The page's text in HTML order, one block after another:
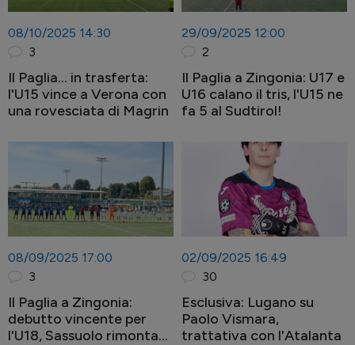
08/10/2025 14:30
3
Il Paglia... in trasferta:
l'U15 vince a Verona con
una rovesciata di Magrin
29/09/2025 12:00
2
Il Paglia a Zingonia: U17 e
U16 calano il tris, l'U15 ne
fa 5 al Sudtirol!
08/09/2025 17:00
3
Il Paglia a Zingonia:
debutto vincente per
l'U18, Sassuolo rimontato
02/09/2025 16:49
30
Esclusiva: Lugano su
Paolo Vismara,
trattativa con l'Atalanta